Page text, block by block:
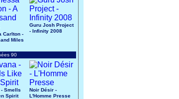
Carlton -
Miles
Guru Josh Project
- Infinity 2008
90
Smells
Spirit
Noir Désir -
L'Homme Presse